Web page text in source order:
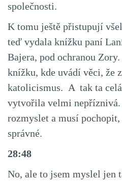
společnosti.
K tomu ještě přistupují
teď vydala knížku paní
Bajera, pod ochranou
knížku, kde uvádí věci, že
katolicismus. A tak ta celá
vytvořila velmi nepříznivá.
rozmyslet a musí
správné.
28:48
No, ale to jsem myslel jen